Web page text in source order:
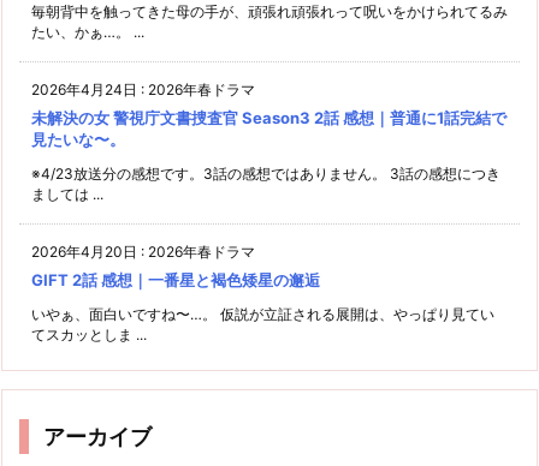
毎朝背中を触ってきた母の手が、頑張れ頑張れって呪いをかけられてるみ
たい、かぁ…。 ...
2026年4月24日 : 2026年春ドラマ
未解決の女 警視庁文書捜査官 Season3 2話 感想｜普通に1話完結で
見たいな〜。
※4/23放送分の感想です。3話の感想ではありません。 3話の感想につき
ましては ...
2026年4月20日 : 2026年春ドラマ
GIFT 2話 感想｜一番星と褐色矮星の邂逅
いやぁ、面白いですね〜…。 仮説が立証される展開は、やっぱり見てい
てスカッとしま ...
アーカイブ